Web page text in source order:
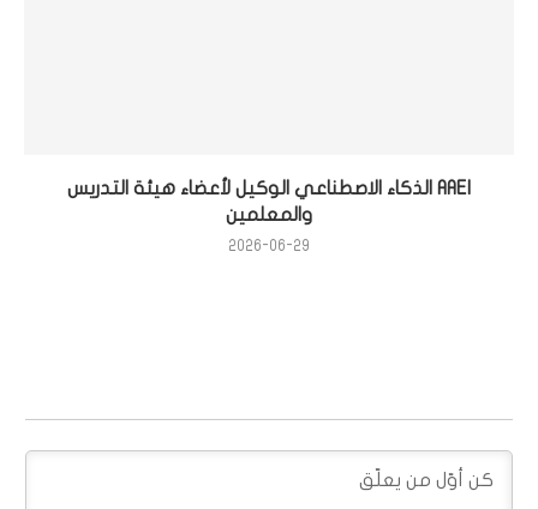
AAEI الذكاء الاصطناعي الوكيل لأعضاء هيئة التدريس
والمعلمين
2026-06-29